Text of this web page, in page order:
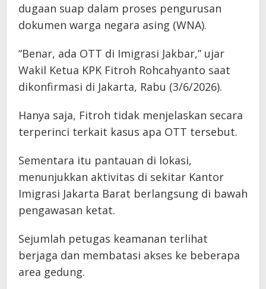
dugaan suap dalam proses pengurusan
dokumen warga negara asing (WNA).
“Benar, ada OTT di Imigrasi Jakbar,” ujar
Wakil Ketua KPK Fitroh Rohcahyanto saat
dikonfirmasi di Jakarta, Rabu (3/6/2026).
Hanya saja, Fitroh tidak menjelaskan secara
terperinci terkait kasus apa OTT tersebut.
Sementara itu pantauan di lokasi,
menunjukkan aktivitas di sekitar Kantor
Imigrasi Jakarta Barat berlangsung di bawah
pengawasan ketat.
Sejumlah petugas keamanan terlihat
berjaga dan membatasi akses ke beberapa
area gedung.